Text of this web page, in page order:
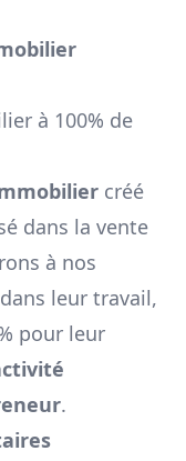
à 100% de
créé
dans la vente
à nos
leur travail,
pour leur
.